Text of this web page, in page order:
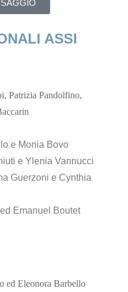
ASSI
Patrizia Pandolfino,
e Monia Bovo
e Ylenia Vannucci
Guerzoni e Cynthia
Emanuel Boutet
ed Eleonora Barbello